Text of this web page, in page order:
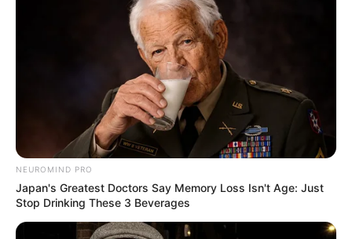
NEUROMIND PRO
Japan's Greatest Doctors Say Memory Loss Isn't Age: Just
Stop Drinking These 3 Beverages